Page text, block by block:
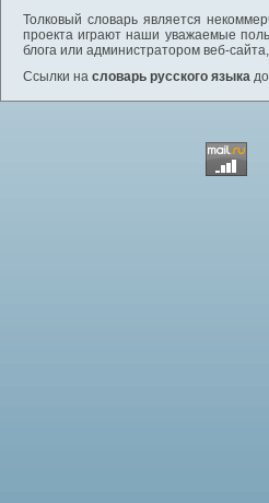
Толковый словарь является
проекта играют наши уважаемые
блога или администратором веб-
Ссылки на словарь русского языка